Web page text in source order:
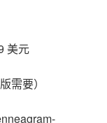
美元
需要）